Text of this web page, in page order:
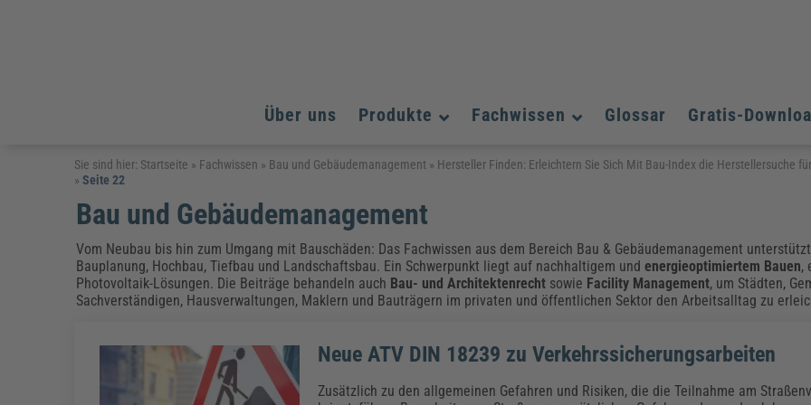
Über uns Produkte
Arbeitsschutz
Arbeitssicherheit & Gesundheitsschutz
Brandschutz
Chemikalen & Gefahrstoffe
Weiterbildungen (AKADEMIE HERKERT)
Arbeitsschutz & Brandschutz Gefahrstoffe & REACH
Assistenz und Office-Management
Assistenz & Office-Management
Baurecht & Architektenrecht
Energieoptimiertes & klimaneutrales Bauen
Immobilienwirtschaft
Nachhaltiges Planen
Bau, Immobilien & Gebäudemanagement
Bildung und Erziehung
Fachpublikationen & Arbeitshilfen
Datenschutz und IT-Sicherheit
Fachpublikationen & Arbeitshilfen
Weiterbildungen (AKADEMIE HERKERT)
Datenschutz & IT-Sicherheit
Elektrosicherheit & Elektrotechnik
Energie und Umwelt
Fachpublikationen & Arbeitshilfen
Weiterbildungen (AKADEMIE HERKERT)
Führung und Management
Weiterbildungen (AKADEMIE HERKERT)
Fachwissen
Arbeitsschutz Assistenz und Office-Management
Bildung und Erziehung
Energie und Umwelt
Führung und Management
Kommunales
Künstliche Intelligenz
Glossar Gratis-
Arbeitsschutz Assistenz und Office-Management
Bildung und Erziehung
Energie und Umwelt
Führung und Management
Kommunales
Künstliche Intelligenz
Sie sind hier: Startseite » Fachwissen » Bau und Gebäudemanagement » Hersteller Finden: Erleichtern Sie Sich Mit Bau-Index die Herstellersuche
»Seite 22
Bau und Gebäudemanagement
Vom Neubau bis hin zum Umgang mit Bauschäden: Das Fachwissen aus dem Bereich Bau & Gebäudemanagement
Bauplanung, Hochbau, Tiefbau und Landschaftsbau. Ein Schwerpunkt liegt auf nachhaltigem undenergieoptimiertem Bauen,
Photovoltaik-Lösungen. Die Beiträge behandeln auch Bau- und Architektenrecht sowie Facility Management, um Städten,
Sachverständigen, Hausverwaltungen, Maklern und Bauträgern im privaten und öffentlichen Sektor den Arbeitsalltag zu
Neue ATV DIN 18239 zu Verkehrssicherungsarbeiten
Zusätzlich zu den allgemeinen Gefahren und Risiken, die die Teilnahme am